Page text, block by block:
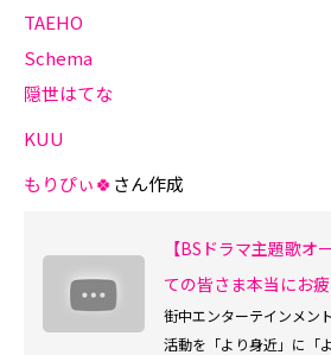
TAEHO
Schema
隠世はてな
KUU
もりぴぃ🍀さん作成
【BSドラマ主題歌オ
ての皆さま本当にお
街中エンターテインメン
活動を「より身近」に「